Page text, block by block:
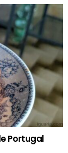
Portugal